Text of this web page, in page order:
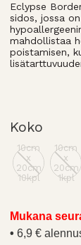
Eclypse
sidos, jossa
mahdollistaa
poistamisen,
Koko
10cm
x
20cm
10kpl
10cm
x
20cm
1kpl
Mukana
6,9 €